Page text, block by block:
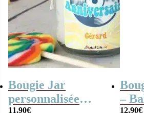
Bougie Jar
personnalisée
11,90€
–
12,90€